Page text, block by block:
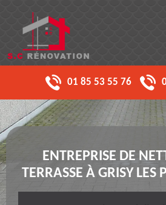
01 85 53 55 76
ENTREPRISE DE
TERRASSE À GRISY LES